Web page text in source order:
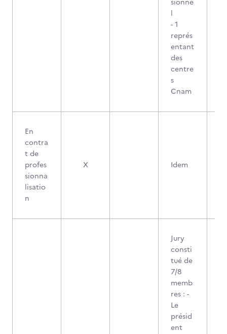
sionne
l
- 1
représ
entant
des
centre
s
Cnam
En
contra
t de
profes
sionna
lisatio
n
X Idem
Jury
consti
tué de
7/8
memb
res : -
Le
présid
ent